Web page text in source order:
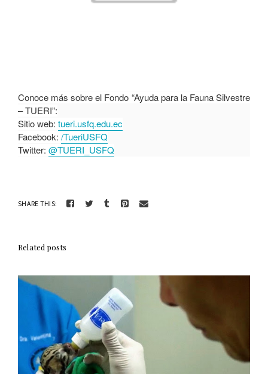
Conoce más sobre el Fondo “Ayuda para la Fauna Silvestre
– TUERI”:
Sitio web: tueri.usfq.edu.ec
Facebook: /TueriUSFQ
Twitter: @TUERI_USFQ
SHARE THIS:
Related posts